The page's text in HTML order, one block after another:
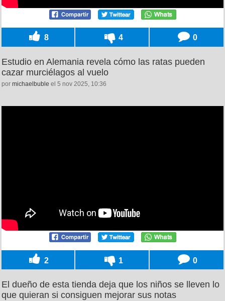
8 4 0
Estudio en Alemania revela cómo las ratas pueden
cazar murciélagos al vuelo
por michaelbuble el 5 nov 2025, 10:36
2 1 0
El dueño de esta tienda deja que los niños se lleven lo
que quieran si consiguen mejorar sus notas